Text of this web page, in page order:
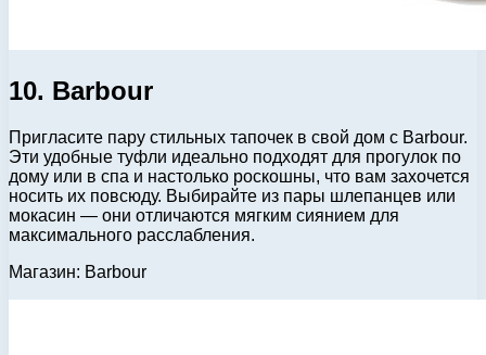
10. Barbour
Пригласите пару стильных тапочек в свой дом с Barbour.
Эти удобные туфли идеально подходят для прогулок по
дому или в спа и настолько роскошны, что вам захочется
носить их повсюду. Выбирайте из пары шлепанцев или
мокасин — они отличаются мягким сиянием для
максимального расслабления.
Магазин: Barbour